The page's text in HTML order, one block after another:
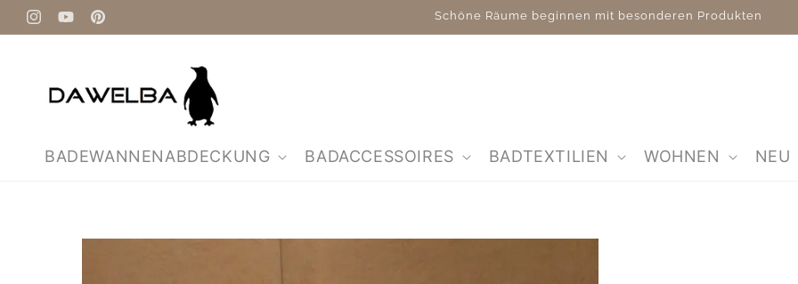
zum
Inhalt
InstagramYouTubePinterest
Schöne Räume beginnen mit besonderen Produkten
BADEWANNENABDECKUNG BADACCESSOIRES BADTEXTILIEN WOHNEN NEU